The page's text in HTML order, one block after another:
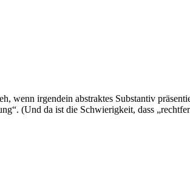
wenn irgendein abstraktes Substantiv
(Und da ist die Schwierigkeit, dass